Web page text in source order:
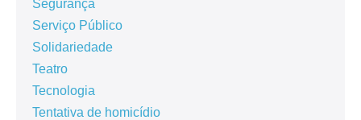
Segurança
Serviço Público
Solidariedade
Teatro
Tecnologia
Tentativa de homicídio